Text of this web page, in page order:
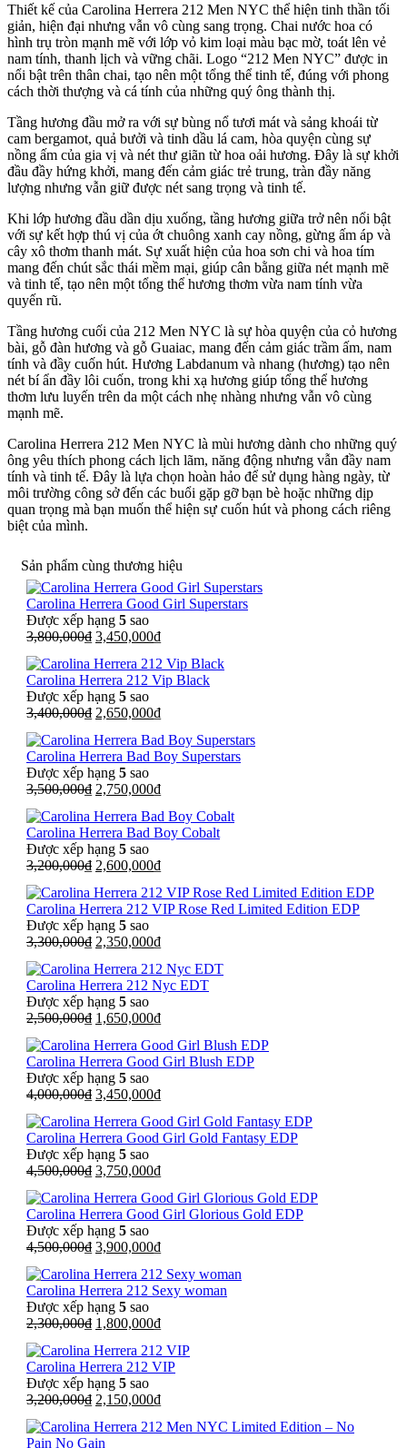
Thiết kế của Carolina Herrera 212 Men NYC thể hiện tinh thần tối
giản, hiện đại nhưng vẫn vô cùng sang trọng. Chai nước hoa có
hình trụ tròn mạnh mẽ với lớp vỏ kim loại màu bạc mờ, toát lên vẻ
nam tính, thanh lịch và vững chãi. Logo “212 Men NYC” được in
nổi bật trên thân chai, tạo nên một tổng thể tinh tế, đúng với phong
cách thời thượng và cá tính của những quý ông thành thị.
Tầng hương đầu mở ra với sự bùng nổ tươi mát và sảng khoái từ
cam bergamot, quả bưởi và tinh dầu lá cam, hòa quyện cùng sự
nồng ấm của gia vị và nét thư giãn từ hoa oải hương. Đây là sự khởi
đầu đầy hứng khởi, mang đến cảm giác trẻ trung, tràn đầy năng
lượng nhưng vẫn giữ được nét sang trọng và tinh tế.
Khi lớp hương đầu dần dịu xuống, tầng hương giữa trở nên nổi bật
với sự kết hợp thú vị của ớt chuông xanh cay nồng, gừng ấm áp và
cây xô thơm thanh mát. Sự xuất hiện của hoa sơn chi và hoa tím
mang đến chút sắc thái mềm mại, giúp cân bằng giữa nét mạnh mẽ
và tinh tế, tạo nên một tổng thể hương thơm vừa nam tính vừa
quyến rũ.
Tầng hương cuối của 212 Men NYC là sự hòa quyện của cỏ hương
bài, gỗ đàn hương và gỗ Guaiac, mang đến cảm giác trầm ấm, nam
tính và đầy cuốn hút. Hương Labdanum và nhang (hương) tạo nên
nét bí ẩn đầy lôi cuốn, trong khi xạ hương giúp tổng thể hương
thơm lưu luyến trên da một cách nhẹ nhàng nhưng vẫn vô cùng
mạnh mẽ.
Carolina Herrera 212 Men NYC là mùi hương dành cho những quý
ông yêu thích phong cách lịch lãm, năng động nhưng vẫn đầy nam
tính và tinh tế. Đây là lựa chọn hoàn hảo để sử dụng hàng ngày, từ
môi trường công sở đến các buổi gặp gỡ bạn bè hoặc những dịp
quan trọng mà bạn muốn thể hiện sự cuốn hút và phong cách riêng
biệt của mình.
Sản phẩm cùng thương hiệu
Carolina Herrera Good Girl Superstars
Được xếp hạng 5 sao
3,800,000₫ Giá
là:
3,800,000₫.
3,450,000₫Giá
tại
là:
Carolina Herrera 212 Vip Black
Được xếp hạng 5 sao
3,400,000₫ Giá
là:
3,400,000₫.
2,650,000₫Giá
tại
là:
Carolina Herrera Bad Boy Superstars
Được xếp hạng 5 sao
3,500,000₫ Giá
là:
3,500,000₫.
2,750,000₫Giá
tại
là:
Carolina Herrera Bad Boy Cobalt
Được xếp hạng 5 sao
3,200,000₫ Giá
là:
3,200,000₫.
2,600,000₫Giá
tại
là:
Carolina Herrera 212 VIP Rose Red Limited Edition EDP
Được xếp hạng 5 sao
3,300,000₫ Giá
là:
3,300,000₫.
2,350,000₫Giá
tại
là:
Carolina Herrera 212 Nyc EDT
Được xếp hạng 5 sao
2,500,000₫ Giá
là:
2,500,000₫.
1,650,000₫Giá
tại
là:
Carolina Herrera Good Girl Blush EDP
Được xếp hạng 5 sao
4,000,000₫ Giá
là:
4,000,000₫.
3,450,000₫Giá
tại
là:
Carolina Herrera Good Girl Gold Fantasy EDP
Được xếp hạng 5 sao
4,500,000₫ Giá
là:
4,500,000₫.
3,750,000₫Giá
tại
là:
Carolina Herrera Good Girl Glorious Gold EDP
Được xếp hạng 5 sao
4,500,000₫ Giá
là:
4,500,000₫.
3,900,000₫Giá
tại
là:
Carolina Herrera 212 Sexy woman
Được xếp hạng 5 sao
2,300,000₫ Giá
là:
2,300,000₫.
1,800,000₫Giá
tại
là:
Carolina Herrera 212 VIP
Được xếp hạng 5 sao
3,200,000₫ Giá
là:
2,150,000₫Giá
tại